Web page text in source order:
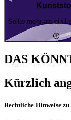
Sollte mehr als ein
DAS
Kürzlich
Rechtliche Hinweise